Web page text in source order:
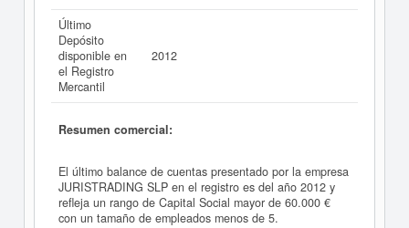
Último
Depósito
disponible en
el Registro
Mercantil
2012
Resumen comercial:
El último balance de cuentas presentado por la empresa
JURISTRADING SLP en el registro es del año 2012 y
refleja un rango de Capital Social mayor de 60.000 €
con un tamaño de empleados menos de 5.